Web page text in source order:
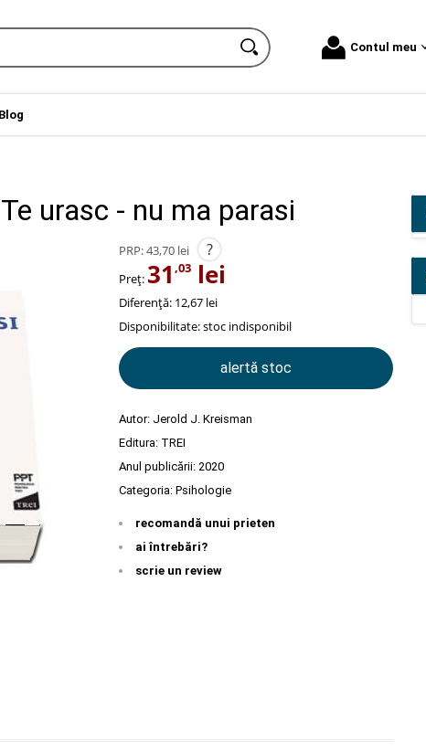
Contul meu
Blog
urasc - nu ma parasi
PRP:43,70 lei ?
Preț: 31 ,03 lei
Diferență: 12,67 lei
Disponibilitate:stoc indisponibil
alertă stoc
Autor: Jerold J. Kreisman
Editura: TREI
Anul publicării: 2020
Categoria: Psihologie
recomandă unui prieten
ai întrebări?
scrie un review